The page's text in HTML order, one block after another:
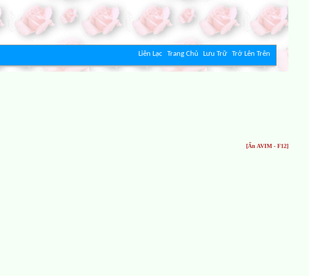
Liên Lạc Trang Chủ Lưu Trữ Trở Lên Trên
[Ẩn AVIM - F12]